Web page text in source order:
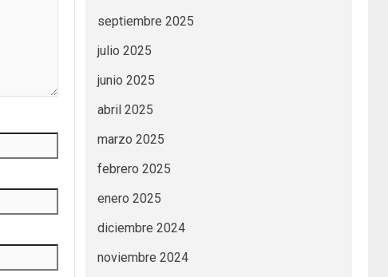
septiembre 2025
julio 2025
junio 2025
abril 2025
marzo 2025
febrero 2025
enero 2025
diciembre 2024
noviembre 2024